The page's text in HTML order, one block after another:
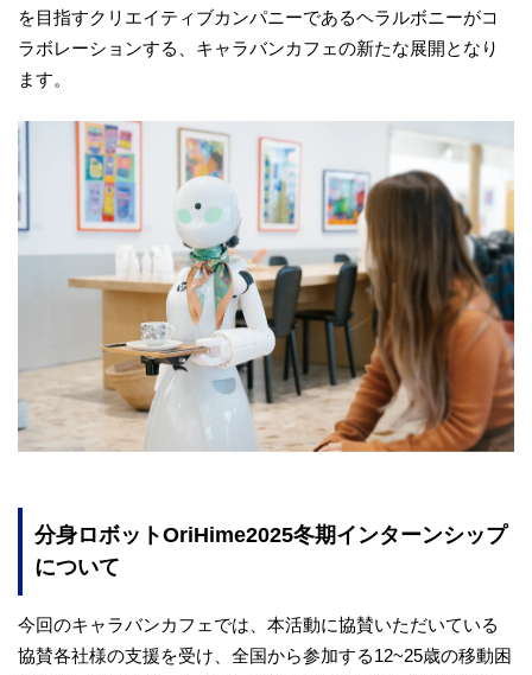
を目指すクリエイティブカンパニーであるヘラルボニーがコ
ラボレーションする、キャラバンカフェの新たな展開となり
ます。
分身ロボットOriHime2025冬期インターンシップ
について
今回のキャラバンカフェでは、本活動に協賛いただいている
協賛各社様の支援を受け、全国から参加する12~25歳の移動困